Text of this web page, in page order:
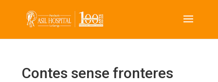
Contes sense fronteres